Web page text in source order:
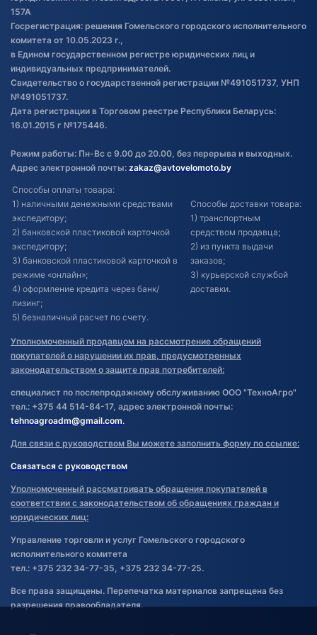
Постановка транспорта на учет
Обновления в ЭПТС 2024
157А
Госрегистрация: решения Гомельского городского исполнительного
комитета от 10.05.2023 г.,
в Едином государственном регистре юридических лиц и
индивидуальных предпринимателей.
Свидетельство о государственной регистрации №491051737, УНП
№491051737.
Дата регистрации в Торговом реестре Республики Беларусь:
16.01.2015 г №175446.
Режим работы: Пн-Вс с 9.00 до 20.00, без перерыва и выходных.
Адрес электронной почты: zakaz@avtovelomoto.by
Способы оплаты товара:
1) наличными денежными средствами
экспедитору;
2) банковской пластиковой карточкой
экспедитору;
3) банковской пластиковой карточкой в
режиме «онлайн»;
4) оформление кредита через банк/
лизинг;
5) безналичный расчет по счету.
Способы доставки товара:
1) транспортным
средством продавца;
2) из пункта выдачи
заказов;
3) курьерской службой
доставки.
Уполномоченный продавцом на рассмотрение обращений
покупателей о нарушении их прав, предусмотренных
законодательством о защите прав потребителей:
специалист по послепродажному обслуживанию ООО "ТехноАгро"
тел.: +375 44 514-84-17, адрес электронной почты:
tehnoagroadm@gmail.com.
Для связи с руководством Вы можете заполнить форму по ссылке:
Связаться с руководством
Уполномоченный рассматривать обращения покупателей в
соответствии с законодательством об обращениях граждан и
юридических лиц:
Управление торговли и услуг Гомельского городского
исполнительного комитета
тел.: +375 232 34-77-35, +375 232 34-77-25.
Все права защищены. Перепечатка материалов запрещена без
разрешения правообладателя.